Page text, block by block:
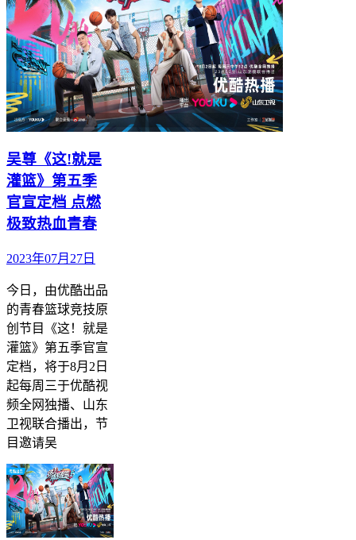
吴尊《这!就是
灌篮》第五季
官宣定档 点燃
极致热血青春
2023年07月27日
今日，由优酷出品
的青春篮球竞技原
创节目《这！就是
灌篮》第五季官宣
定档，将于8月2日
起每周三于优酷视
频全网独播、山东
卫视联合播出，节
目邀请吴